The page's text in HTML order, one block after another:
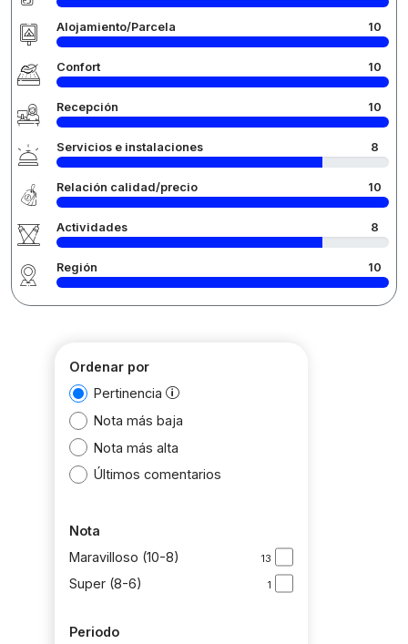
Alojamiento/Parcela 10
Confort 10
Recepción 10
Servicios e instalaciones 8
Relación calidad/precio 10
Actividades 8
Región 10
Ordenar por
Pertinencia
Nota más baja
Nota más alta
Últimos comentarios
Nota
Maravilloso (10-8)
13
Super (8-6) 1
Periodo